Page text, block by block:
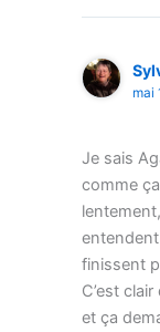
mai
Je sais
comme
finissent
C’est
et ça